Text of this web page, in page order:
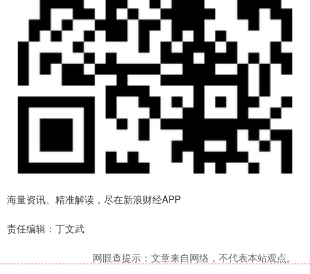
海量资讯、精准解读，尽在新浪财经APP
责任编辑：丁文武
网眼查提示：文章来自网络，不代表本站观点。